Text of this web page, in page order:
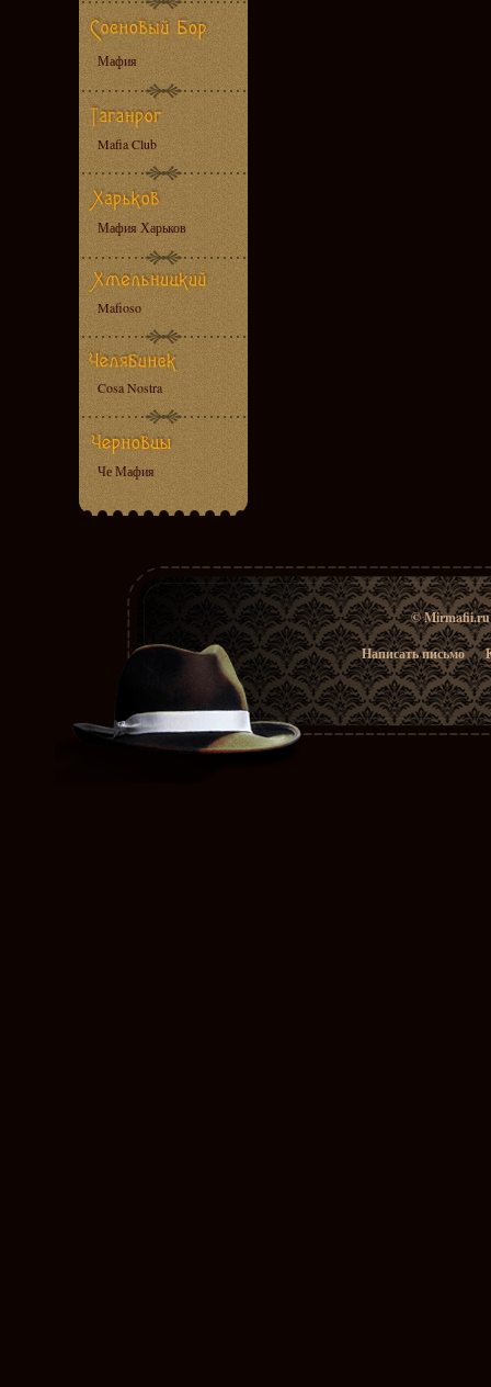
Мафия
Mafia Club
Мафия Харьков
Mafioso
Cosa Nostra
Че Мафия
© Mirmafii.ru
Написать письмо